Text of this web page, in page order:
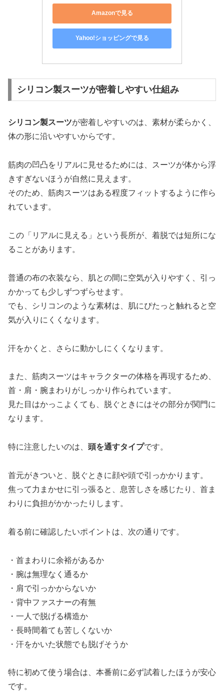
Amazonで見る
Yahoo!ショッピングで見る
シリコン製スーツが密着しやすい仕組み
シリコン製スーツが密着しやすいのは、素材が柔らかく、
体の形に沿いやすいからです。
筋肉の凹凸をリアルに見せるためには、スーツが体から浮
きすぎないほうが自然に見えます。
そのため、筋肉スーツはある程度フィットするように作ら
れています。
この「リアルに見える」という長所が、着脱では短所にな
ることがあります。
普通の布の衣装なら、肌との間に空気が入りやすく、引っ
かかっても少しずつずらせます。
でも、シリコンのような素材は、肌にぴたっと触れると空
気が入りにくくなります。
汗をかくと、さらに動かしにくくなります。
また、筋肉スーツはキャラクターの体格を再現するため、
首・肩・腕まわりがしっかり作られています。
見た目はかっこよくても、脱ぐときにはその部分が関門に
なります。
特に注意したいのは、 頭を通すタイプです。
首元がきついと、脱ぐときに顔や頭で引っかかります。
焦って力まかせに引っ張ると、息苦しさを感じたり、首ま
わりに負担がかかったりします。
着る前に確認したいポイントは、次の通りです。
・首まわりに余裕があるか
・腕は無理なく通るか
・肩で引っかからないか
・背中ファスナーの有無
・一人で脱げる構造か
・長時間着ても苦しくないか
・汗をかいた状態でも脱げそうか
特に初めて使う場合は、本番前に必ず試着したほうが安心
です。